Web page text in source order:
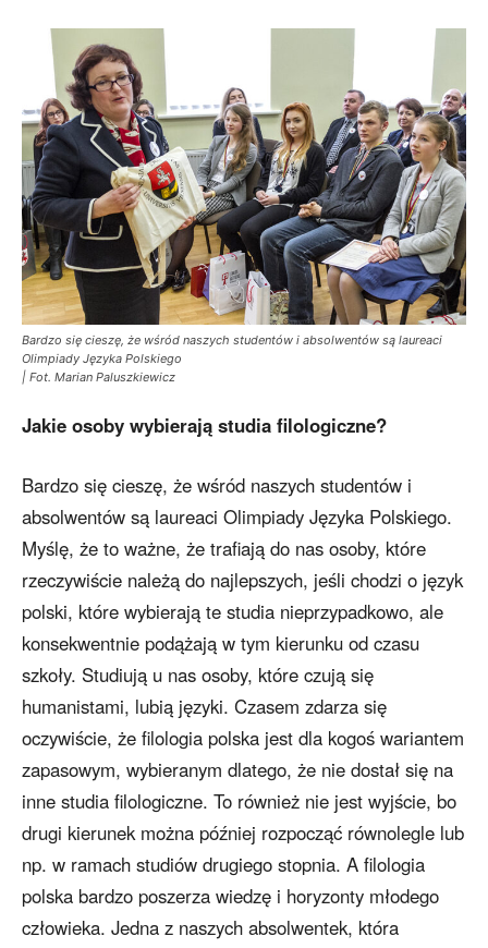
Bardzo się cieszę, że wśród naszych studentów i absolwentów są laureaci
Olimpiady Języka Polskiego
| Fot. Marian Paluszkiewicz
Jakie osoby wybierają studia filologiczne?
Bardzo się cieszę, że wśród naszych studentów i
absolwentów są laureaci Olimpiady Języka Polskiego.
Myślę, że to ważne, że trafiają do nas osoby, które
rzeczywiście należą do najlepszych, jeśli chodzi o język
polski, które wybierają te studia nieprzypadkowo, ale
konsekwentnie podążają w tym kierunku od czasu
szkoły. Studiują u nas osoby, które czują się
humanistami, lubią języki. Czasem zdarza się
oczywiście, że filologia polska jest dla kogoś wariantem
zapasowym, wybieranym dlatego, że nie dostał się na
inne studia filologiczne. To również nie jest wyjście, bo
drugi kierunek można później rozpocząć równolegle lub
np. w ramach studiów drugiego stopnia. A filologia
polska bardzo poszerza wiedzę i horyzonty młodego
człowieka. Jedna z naszych absolwentek, która